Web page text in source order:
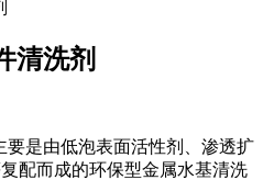
清洗剂
要是由低泡表面活性剂、渗透扩
配而成的环保型金属水基清洗